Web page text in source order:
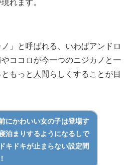
れます。
」と呼ばれる、いわばアンドロ
ココロが今一つのニジカノと一
もっと人間らしくすることが目
にかわいい女の子は登場す
泊まりするようになるしで
キドキが止まらない設定間